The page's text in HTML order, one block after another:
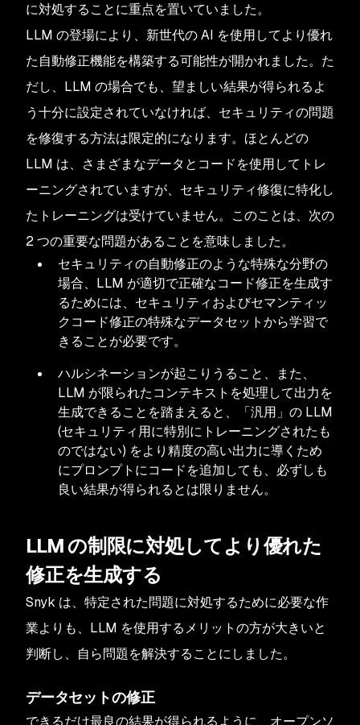
に対処することに重点を置いていました。
LLM の登場により、新世代の AI を使用してより優れ
た自動修正機能を構築する可能性が開かれました。た
だし、LLM の場合でも、望ましい結果が得られるよ
う十分に設定されていなければ、セキュリティの問題
を修復する方法は限定的になります。ほとんどの
LLM は、さまざまなデータとコードを使用してトレ
ーニングされていますが、セキュリティ修復に特化し
たトレーニングは受けていません。このことは、次の
2 つの重要な問題があることを意味しました。
セキュリティの自動修正のような特殊な分野の
場合、LLM が適切で正確なコード修正を生成す
るためには、セキュリティおよびセマンティッ
クコード修正の特殊なデータセットから学習で
きることが必要です。
ハルシネーションが起こりうること、また、
LLM が限られたコンテキストを処理して出力を
生成できることを踏まえると、「汎用」の LLM
(セキュリティ用に特別にトレーニングされたも
のではない) をより精度の高い出力に導くため
にプロンプ​​トにコードを追加しても、必ずしも
良い結果が得られるとは限りません。
LLM の制限に対処してより優れた
修正を生成する
Snyk は、特定された問題に対処するために必要な作
業よりも、LLM を使用するメリットの方が大きいと
判断し、自ら問題を解決することにしました。
データセットの修正
できるだけ最良の結果が得られるように、オープンソ